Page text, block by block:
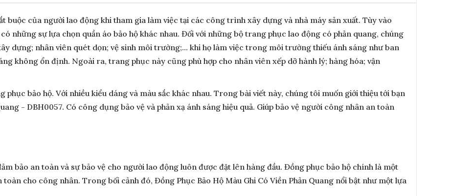
buộc của người lao động khi tham gia làm việc tại các công trình xây dựng và nhà máy sản xuất. Tùy vào
những sự lựa chọn quần áo bảo hộ khác nhau. Đối với những bộ trang phục lao động có phản quang, chúng
dựng; nhân viên quét dọn; vệ sinh môi trường;... khi họ làm việc trong môi trường thiếu ánh sáng như ban
không ổn định. Ngoài ra, trang phục này cũng phù hợp cho nhân viên xếp dỡ hành lý; hàng hóa; vận
bảo hộ. Với nhiều kiểu dáng và màu sắc khác nhau. Trong bài viết này, chúng tôi muốn giới thiệu tới bạn
- DBH0057. Có công dụng bảo vệ và phản xạ ánh sáng hiệu quả. Giúp bảo vệ người công nhân an toàn
bảo an toàn và sự bảo vệ cho người lao động luôn được đặt lên hàng đầu. Đồng phục bảo hộ chính là một
cho công nhân. Trong bối cảnh đó, Đồng Phục Bảo Hộ Màu Ghi Có Viền Phản Quang nổi bật như một lựa